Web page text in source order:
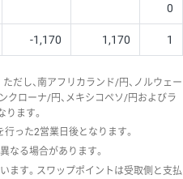
0
-1,170 1,170 1
だし、南アフリカランド/円、ノルウェー
クローナ/円、メキシコペソ/円およびラ
ます。
った2営業日後となります。
なる場合があります。
ます。スワップポイントは受取側と支払